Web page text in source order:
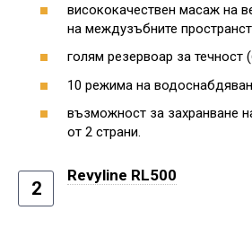
висококачествен масаж на
на междузъбните
голям резервоар за течност
10 режима на
възможност за захранване
от 2 страни.
2
Revyline RL500